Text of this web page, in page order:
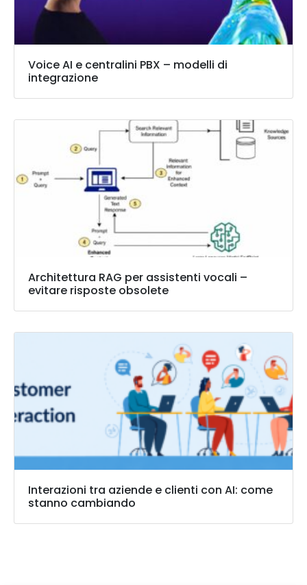
Voice AI e centralini PBX – modelli di
integrazione
Architettura RAG per assistenti vocali –
evitare risposte obsolete
Interazioni tra aziende e clienti con AI: come
stanno cambiando